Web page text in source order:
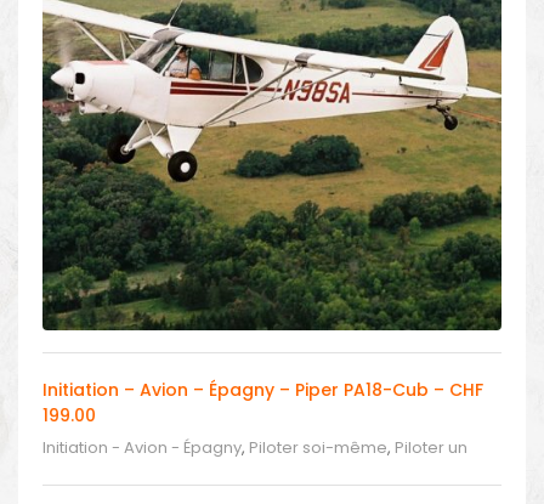
Initiation – Avion – Épagny – Piper PA18-Cub – CHF
199.00
Initiation - Avion - Épagny, Piloter soi-même, Piloter un